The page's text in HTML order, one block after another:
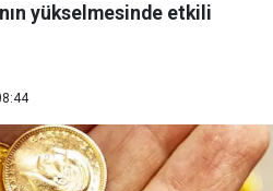
yükselmesinde etkili